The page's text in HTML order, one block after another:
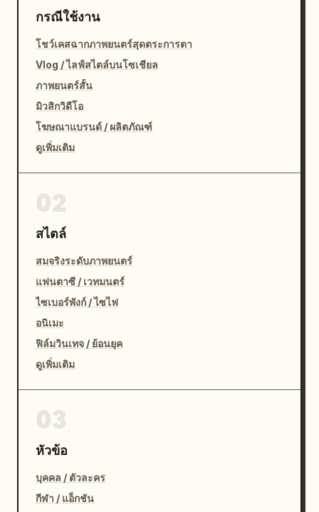
กรณีใช้งาน
โชว์เคสฉากภาพยนตร์สุดตระการตา
Vlog / ไลฟ์สไตล์บนโซเชียล
ภาพยนตร์สั้น
มิวสิกวิดีโอ
โฆษณาแบรนด์ / ผลิตภัณฑ์
ดูเพิ่มเติม
สไตล์
สมจริงระดับภาพยนตร์
แฟนตาซี / เวทมนตร์
ไซเบอร์พังก์ / ไซไฟ
อนิเมะ
ฟิล์มวินเทจ / ย้อนยุค
ดูเพิ่มเติม
หัวข้อ
บุคคล / ตัวละคร
กีฬา / แอ็กชัน